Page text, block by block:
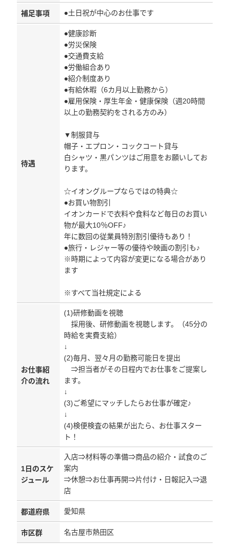
補足事項 ●土日祝が中心のお仕事です
待遇
●健康診断
●労災保険
●交通費支給
●労働組合あり
●紹介制度あり
●有給休暇（6カ月以上勤務から）
●雇用保険・厚生年金・健康保険（週20時間
以上の勤務契約をされる方のみ）
▼制服貸与
帽子・エプロン・コックコート貸与
白シャツ・黒パンツはご用意をお願いしてお
ります。
☆イオングループならではの特典☆
●お買い物割引
イオンカードで衣料や食料など毎日のお買い
物が最大10％OFF♪
年に数回の従業員特別割引優待もあり！
●旅行・レジャー等の優待や映画の割引も♪
※時期によって内容が変更になる場合があり
ます
※すべて当社規定による
お仕事紹
介の流れ
(1)研修動画を視聴
採用後、研修動画を視聴します。（45分の
時給を実費支給）
↓
(2)毎月、翌々月の勤務可能日を提出
⇒担当者がその日程内でお仕事をご提案し
ます。
↓
(3)ご希望にマッチしたらお仕事が確定♪
↓
(4)検便検査の結果が出たら、お仕事スター
ト！
1日のスケ
ジュール
入店⇒材料等の準備⇒商品の紹介・試食のご
案内
⇒休憩⇒お仕事再開⇒片付け・日報記入⇒退
店
都道府県 愛知県
市区群 名古屋市熱田区